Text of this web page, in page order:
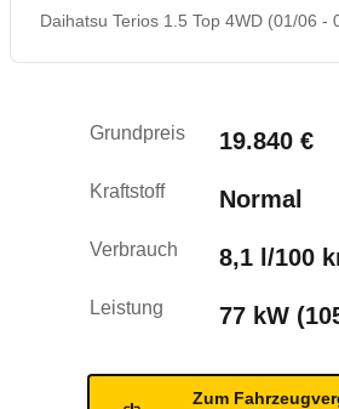
Daihatsu Terios 1.5 Top 4WD (01/06 -
Grundpreis 19.840 €
Kraftstoff Normal
Verbrauch 8,1 l/100
Leistung 77 kW
Zum